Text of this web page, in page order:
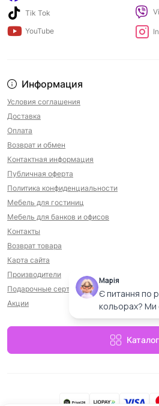
Информация
Условия соглашения
Доставка
Оплата
Возврат и обмен
Контактная информация
Публичная оферта
Политика конфиденциальности
Мебель для гостиниц
Мебель для банков и офисов
Контакты
Возврат товара
Карта сайта
Производители
Подарочные сертификаты
Акции
Каталог
Tik Tok
YouTube
Марія
Є питання по
кольорах? Ми